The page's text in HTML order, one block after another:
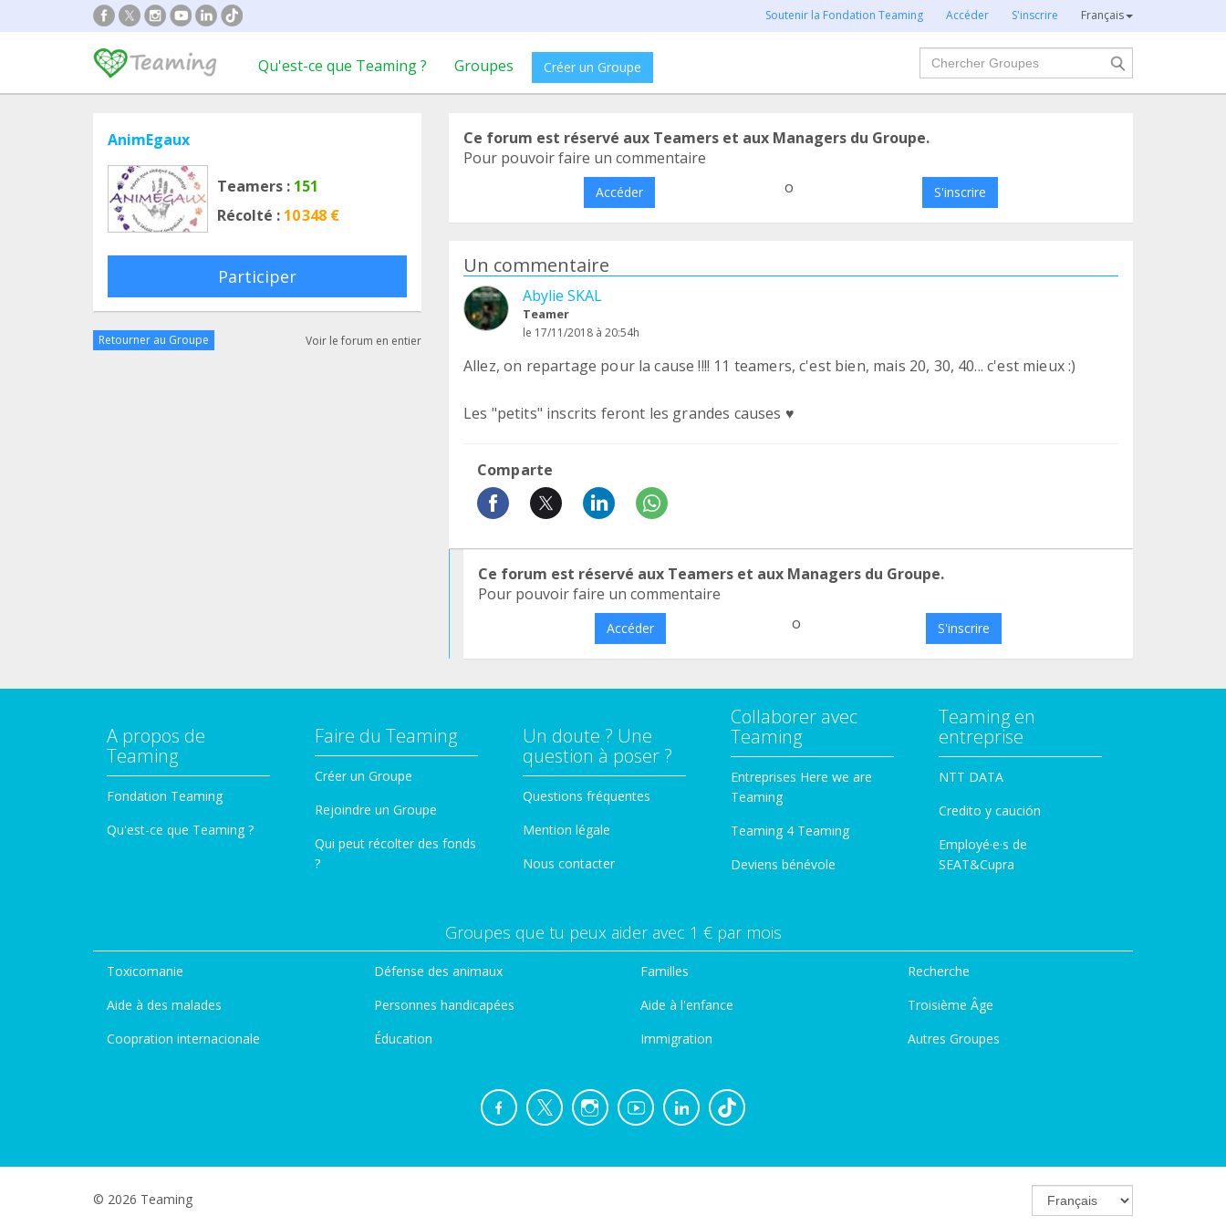
Soutenir la Fondation Teaming Accéder S'inscrire Français
Qu'est-ce que Teaming ? Groupes Créer un Groupe
Chercher
AnimEgaux
Teamers : 151
Récolté : 10 348 €
Participer
Retourner au Groupe Voir le forum en entier
Ce forum est réservé aux Teamers et aux Managers du Groupe.
Pour pouvoir faire un commentaire
Accéder o S'inscrire
Un commentaire
Abylie SKAL
Teamer
le 17/11/2018 à 20:54h
Allez, on repartage pour la cause !!!! 11 teamers, c'est bien, mais 20, 30, 40... c'est mieux :)
Les "petits" inscrits feront les grandes causes ♥
Comparte
Ce forum est réservé aux Teamers et aux Managers du Groupe.
Pour pouvoir faire un commentaire
Accéder o S'inscrire
A propos de
Teaming
Fondation Teaming
Qu'est-ce que Teaming ?
Faire du Teaming
Créer un Groupe
Rejoindre un Groupe
Qui peut récolter des fonds
?
Un doute ? Une
question à poser ?
Questions fréquentes
Mention légale
Nous contacter
Collaborer avec
Teaming
Entreprises Here we are
Teaming
Teaming 4 Teaming
Deviens bénévole
Teaming en
entreprise
NTT DATA
Credito y caución
Employé·e·s de
SEAT&Cupra
Groupes que tu peux aider avec 1 € par mois
Toxicomanie
Aide à des malades
Coopration internacionale
Défense des animaux
Personnes handicapées
Éducation
Familles
Aide à l'enfance
Immigration
Recherche
Troisième Âge
Autres Groupes
© 2026 Teaming